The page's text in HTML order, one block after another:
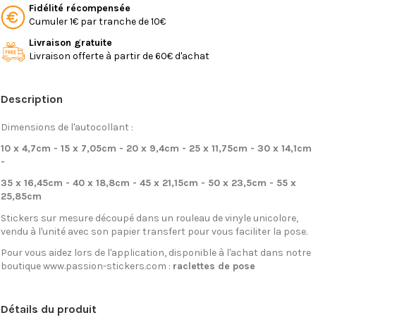
Fidélité récompensée
Cumuler 1€ par tranche de 10€
Livraison gratuite
Livraison offerte à partir de 60€ d'achat
Description
Dimensions de l'autocollant :
10 x 4,7cm - 15 x 7,05cm - 20 x 9,4cm - 25 x 11,75cm - 30 x 14,1cm
-
35 x 16,45cm - 40 x 18,8cm - 45 x 21,15cm - 50 x 23,5cm - 55 x
25,85cm
Stickers sur mesure découpé dans un rouleau de vinyle unicolore,
vendu à l'unité avec son papier transfert pour vous faciliter la pose.
Pour vous aidez lors de l'application, disponible à l'achat dans notre
boutique www.passion-stickers.com : raclettes de pose
Détails du produit